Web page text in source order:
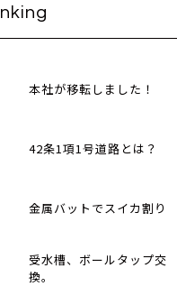
本社が移転しました！
42条1項1号道路とは？
金属バットでスイカ割り
受水槽、ボールタップ交
換。